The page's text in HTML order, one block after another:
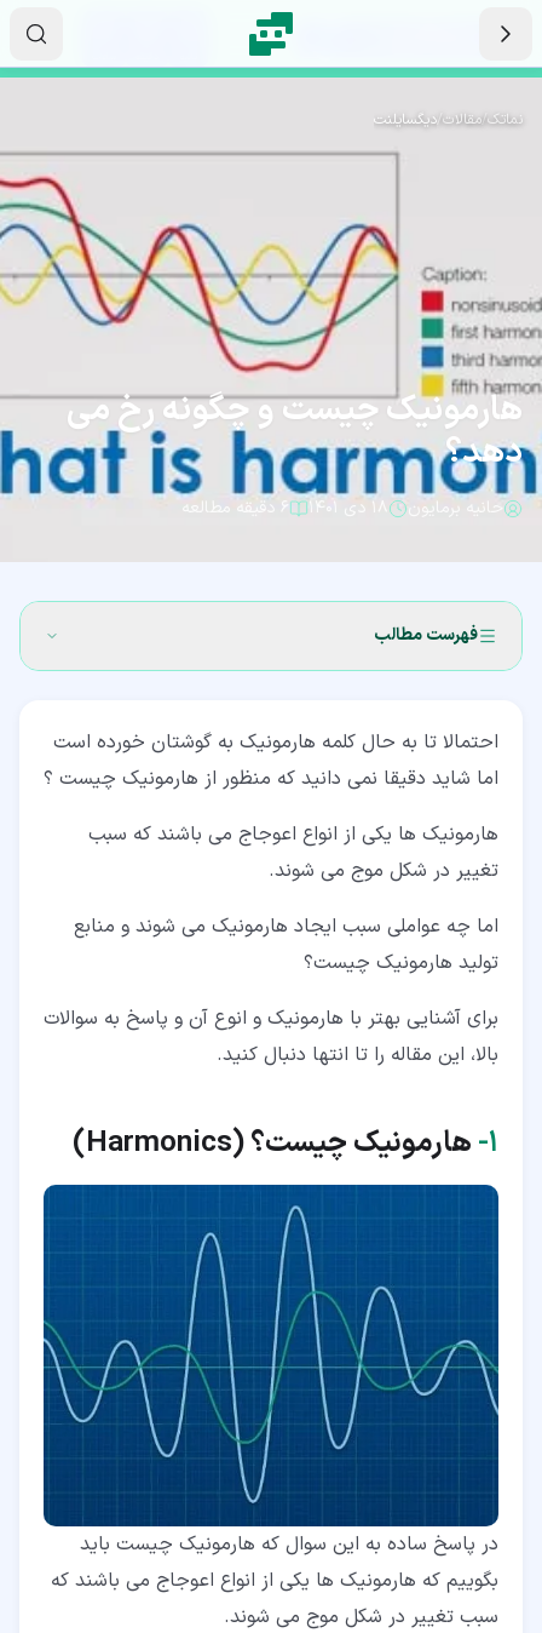
نماتک/مقالات/دیگسایلنت
هارمونیک چیست و چگونه رخ می
دهد؟
حانیه برمایون ۱۸ دی ۱۴۰۱ ۶ دقیقه مطالعه
فهرست مطالب
۴‏- منابع تولید هارمونیک چیست ؟
۶‏- تاثیرات ناخواسته در هارمونیک چیست؟
۸‏- فواصل زمانی اندازه گیری هارمونیک برای شرکت های برق
۱۰‏- بررسی محاسبه کامپیوتری هارمونیک ها (آنالیز هارمونیک)
احتمالا تا به حال کلمه هارمونیک به گوشتان خورده است
اما شاید دقیقا نمی دانید که منظور از هارمونیک چیست ؟
هارمونیک ها یکی از انواع اعوجاج می باشند که سبب
تغییر در شکل موج می شوند.
اما چه عواملی سبب ایجاد هارمونیک می شوند و منابع
تولید هارمونیک چیست؟
برای آشنایی بهتر با هارمونیک و انوع آن و پاسخ به سوالات
بالا، این مقاله را تا انتها دنبال کنید.
۱‏- هارمونیک چیست؟(Harmonics)
در پاسخ ساده به این سوال که هارمونیک چیست باید
بگوییم که هارمونیک ها یکی از انواع اعوجاج می باشند که
سبب تغییر در شکل موج می شوند.